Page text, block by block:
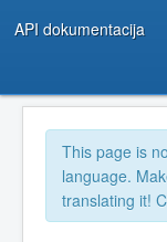
API dokumentacija
This page is
language.
translating it!